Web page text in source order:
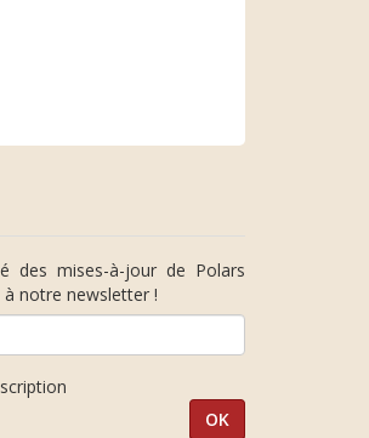
des mises-à-jour de Polars
notre newsletter !